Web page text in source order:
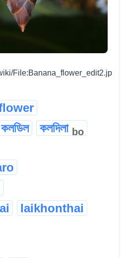
File:Banana_flower_edit2.jp
কলডিল কলদিলা bo
laikhonthai